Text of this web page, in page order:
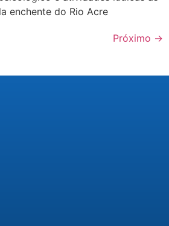
enchente do Rio Acre
Próximo →